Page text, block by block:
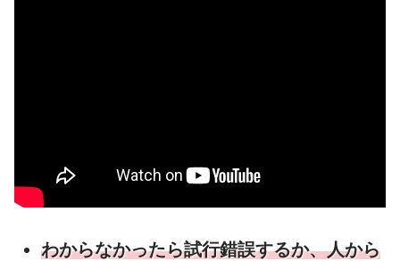
わからなかったら試行錯誤するか、人から